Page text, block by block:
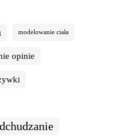
modelowanie ciała
opinie